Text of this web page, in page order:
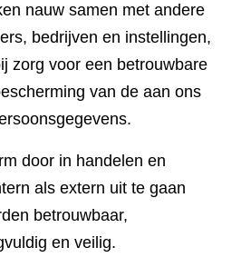
nauw samen met andere
bedrijven en instellingen,
zorg voor een betrouwbare
van de aan ons
door in handelen en
als extern uit te gaan
betrouwbaar,
en veilig.